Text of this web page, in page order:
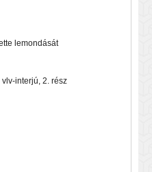
lemondását
interjú, 2. rész